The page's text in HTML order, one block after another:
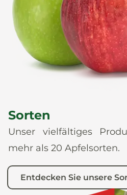
News
Es
Sorten
Unser vielfältiges
mehr als 20 Apfelsorten.
Entdecken Sie unsere